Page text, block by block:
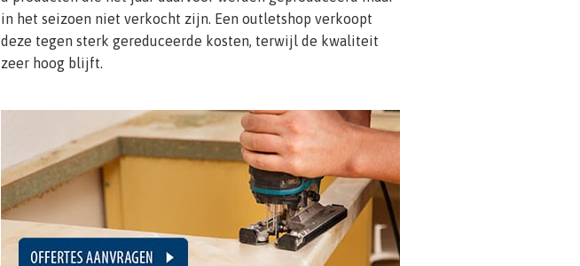
in het seizoen niet verkocht zijn. Een outletshop verkoopt
deze tegen sterk gereduceerde kosten, terwijl de kwaliteit
zeer hoog blijft.